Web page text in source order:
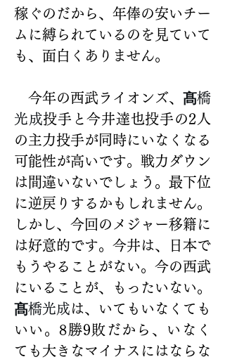
稼ぐのだから、年俸の安いチー
ムに縛られているのを見ていて
も、面白くありません。
今年の西武ライオンズ、 髙橋
光成投手と今井達也投手の2人
の主力投手が同時にいなくなる
可能性が高いです。戦力ダウン
は間違いないでしょう。最下位
に逆戻りするかもしれません。
しかし、今回のメジャー移籍に
は好意的です。今井は、日本で
もうやることがない。今の西武
にいることが、もったいない。
髙橋光成 は、いてもいなくても
いい。8勝9敗だから、いなく
ても大きなマイナスにはならな